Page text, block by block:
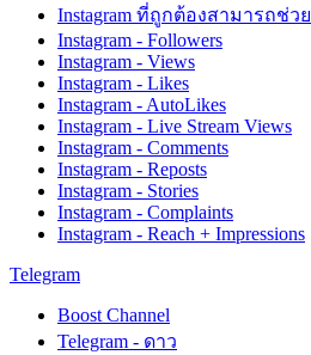
Instagram ที่ถูกต้องสามารถช่วย
Instagram - Followers
Instagram - Views
Instagram - Likes
Instagram - AutoLikes
Instagram - Live Stream Views
Instagram - Comments
Instagram - Reposts
Instagram - Stories
Instagram - Complaints
Instagram - Reach + Impressions
Telegram
Boost Channel
Telegram - ดาว